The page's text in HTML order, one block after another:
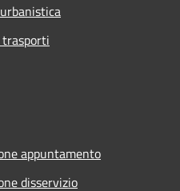
appuntamento
disservizio